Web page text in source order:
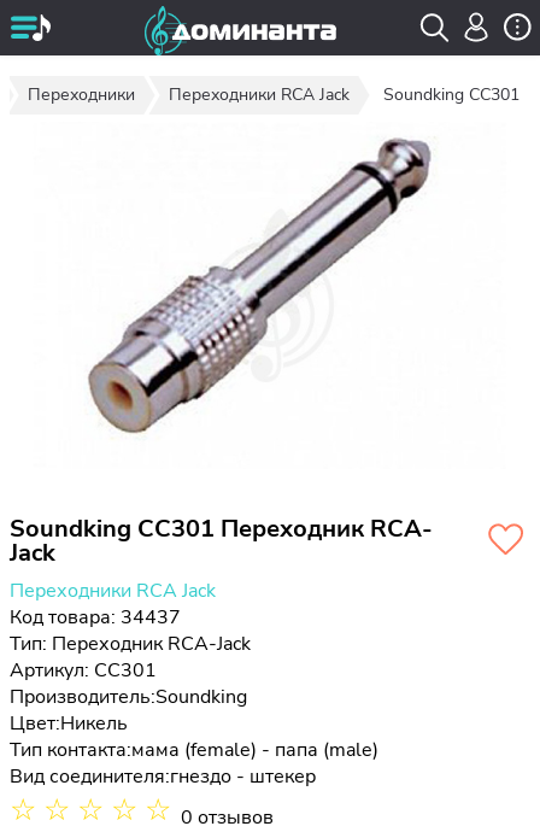
Переходники Переходники RCA Jack Soundking CC301
Soundking CC301 Переходник RCA-
Jack
Переходники RCA Jack
Код товара: 34437
Тип: Переходник RCA-Jack
Артикул: CC301
Производитель:Soundking
Цвет:Никель
Тип контакта:мама (female) - папа (male)
Вид соединителя:гнездо - штекер
☆ ☆ ☆ ☆ ☆ 0 отзывов